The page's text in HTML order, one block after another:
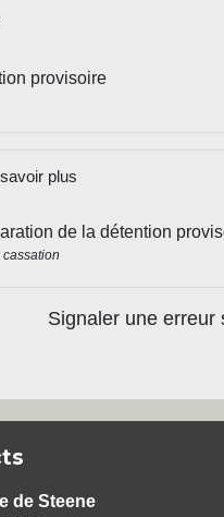
provisoire
plus
de la détention
Signaler une erreur
de Steene